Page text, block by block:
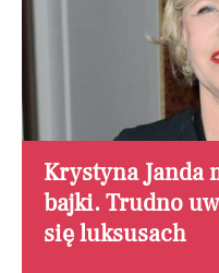
Krystyna Janda
bajki. Trudno
się luksusach